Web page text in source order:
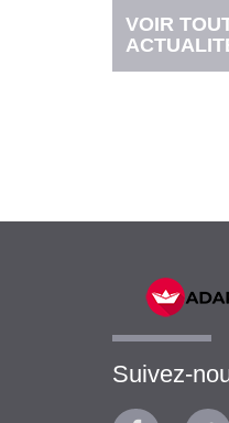
VOIR
Suivez-